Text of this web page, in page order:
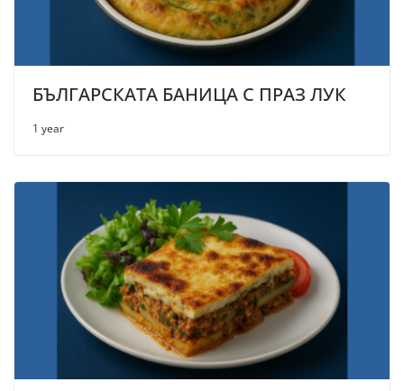
БЪЛГАРСКАТА БАНИЦА С ПРАЗ ЛУК
1 year